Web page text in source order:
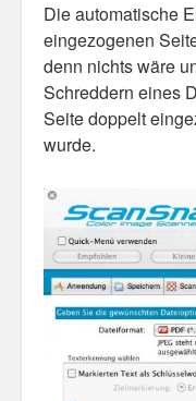
Die automatische
eingezogenen
denn nichts wäre
Schreddern eines
Seite doppelt
wurde.